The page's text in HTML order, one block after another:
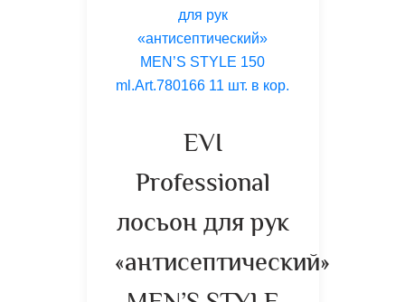
EVI
Professional
лосьон для рук
«антисептический»